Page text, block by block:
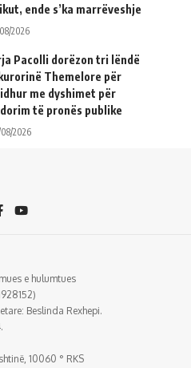
ende s’ka marrëveshje
2026
Pacolli dorëzon tri lëndë
Themelore për
me dyshimet për
të pronës publike
2026
e hulumtues
Beslinda Rexhepi.
10060 ° RKS